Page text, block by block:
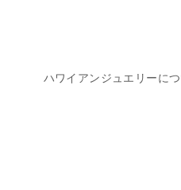
ハワイアンジュエリーに